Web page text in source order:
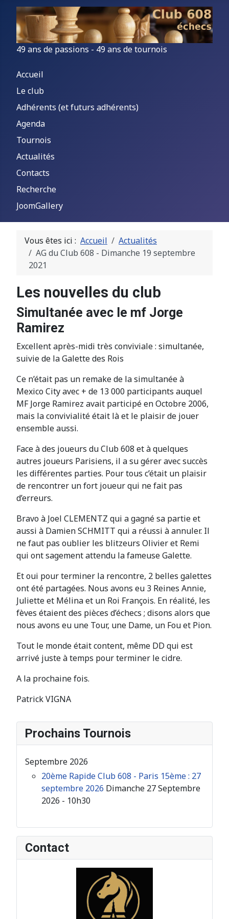
49 ans de passions - 49 ans de tournois
Accueil
Le club
Adhérents (et futurs adhérents)
Agenda
Tournois
Actualités
Contacts
Recherche
JoomGallery
Prochains Tournois
Septembre 2026
20ème Rapide Club 608 - Paris 15ème : 27
septembre 2026 Dimanche 27 Septembre
2026 - 10h30
Contact
Vous êtes ici : Accueil
Actualités
AG du Club 608 - Dimanche 19 septembre
2021
Les nouvelles du club
Simultanée avec le mf Jorge
Ramirez
Excellent après-midi très conviviale : simultanée,
suivie de la Galette des Rois
Ce n’était pas un remake de la simultanée à
Mexico City avec + de 13 000 participants auquel
MF Jorge Ramirez avait participé en Octobre 2006,
mais la convivialité était là et le plaisir de jouer
ensemble aussi.
Face à des joueurs du Club 608 et à quelques
autres joueurs Parisiens, il a su gérer avec succès
les différentes parties. Pour tous c’était un plaisir
de rencontrer un fort joueur qui ne fait pas
d’erreurs.
Bravo à Joel CLEMENTZ qui a gagné sa partie et
aussi à Damien SCHMITT qui a réussi à annuler. Il
ne faut pas oublier les blitzeurs Olivier et Remi
qui ont sagement attendu la fameuse Galette.
Et oui pour terminer la rencontre, 2 belles galettes
ont été partagées. Nous avons eu 3 Reines Annie,
Juliette et Mélina et un Roi François. En réalité, les
fèves étaient des pièces d’échecs ; disons alors que
nous avons eu une Tour, une Dame, un Fou et Pion.
Tout le monde était content, même DD qui est
arrivé juste à temps pour terminer le cidre.
A la prochaine fois.
Patrick VIGNA